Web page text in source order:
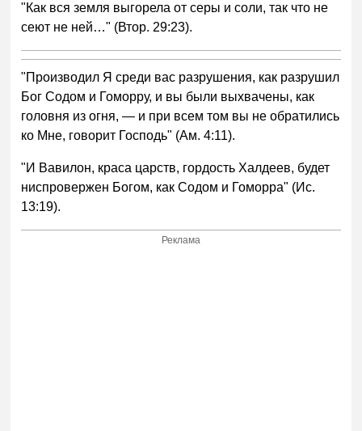
"Как вся земля выгорела от серы и соли, так что не
сеют не ней…" (Втор. 29:23).
"Производил Я среди вас разрушения, как разрушил
Бог Содом и Гоморру, и вы были выхвачены, как
головня из огня, — и при всем том вы не обратились
ко Мне, говорит Господь" (Ам. 4:11).
"И Вавилон, краса царств, гордость Халдеев, будет
ниспровержен Богом, как Содом и Гоморра" (Ис.
13:19).
Реклама